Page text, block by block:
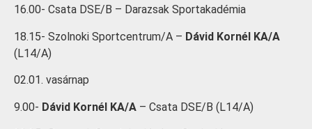
16.00- Csata DSE/B – Darazsak Sportakadémia
18.15- Szolnoki Sportcentrum/A – Dávid Kornél KA/A
(L14/A)
02.01. vasárnap
9.00- Dávid Kornél KA/A – Csata DSE/B (L14/A)